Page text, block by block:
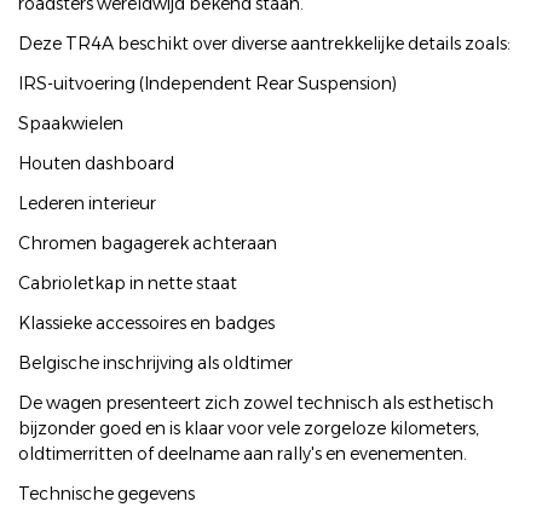
Deze TR4A beschikt over diverse aantrekkelijke details zoals:
IRS-uitvoering (Independent Rear Suspension)
Spaakwielen
Houten dashboard
Lederen interieur
Chromen bagagerek achteraan
Cabrioletkap in nette staat
Klassieke accessoires en badges
Belgische inschrijving als oldtimer
De wagen presenteert zich zowel technisch als esthetisch
bijzonder goed en is klaar voor vele zorgeloze kilometers,
oldtimerritten of deelname aan rally's en evenementen.
Technische gegevens